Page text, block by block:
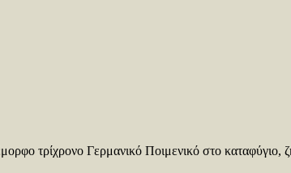
τρίχρονο Γερμανικό Ποιμενικό στο καταφύγιο,